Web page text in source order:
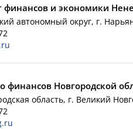
и экономики
автономный округ, г.
финансов Новгородской
область, г. Великий